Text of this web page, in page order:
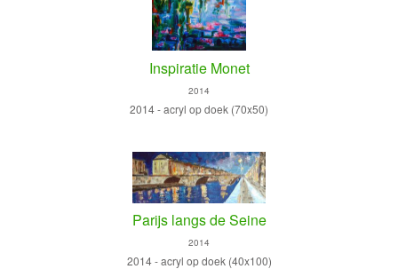
Inspiratie Monet
2014
2014 - acryl op doek (70x50)
Parijs langs de Seine
2014
2014 - acryl op doek (40x100)